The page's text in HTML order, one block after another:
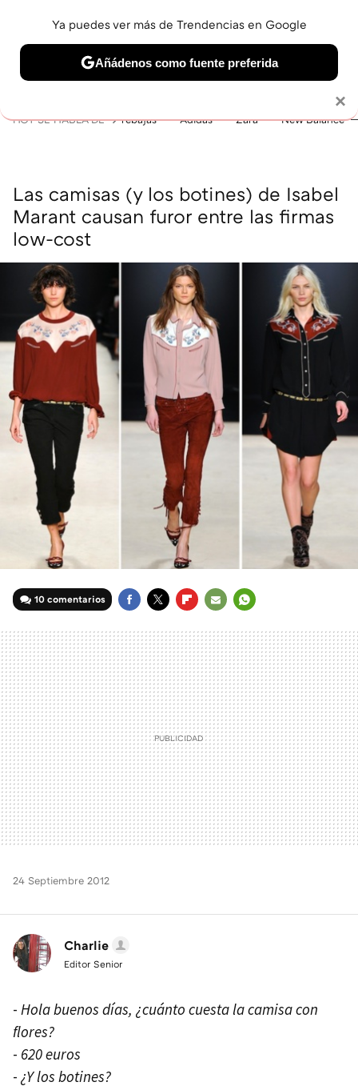
BELLEZA SHOPPING VIAJES GASTRO SNEAKERS
HOY SE HABLA DE rebajas Adidas Zara New Balance
Las camisas (y los botines) de Isabel
Marant causan furor entre las firmas
low-cost
10 comentarios
MAIL
24 Septiembre 2012
Charlie
Editor Senior
- Hola buenos días, ¿cuánto cuesta la camisa con
flores?
- 620 euros
- ¿Y los botines?
×
Ya puedes ver más de Trendencias en Google
Añádenos como fuente preferida